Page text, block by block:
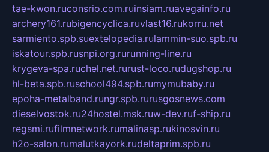
tae-kwon.ruconsrio.com.ruinsiam.ruavegainfo.ru
archery161.rubigencyclica.ruvlast16.rukorru.net
sarmiento.spb.suextelopedia.rulammin-suo.spb.ru
iskatour.spb.rusnpi.org.rurunning-line.ru
krygeva-spa.ruchel.net.rurust-loco.rudugshop.ru
hl-beta.spb.ruschool494.spb.rumymubaby.ru
epoha-metalband.rungr.spb.rurusgosnews.com
dieselvostok.ru24hostel.msk.ruw-dev.ruf-ship.ru
regsmi.rufilmnetwork.rumalinasp.rukinosvin.ru
h2o-salon.rumalutkayork.rudeltaprim.spb.ru